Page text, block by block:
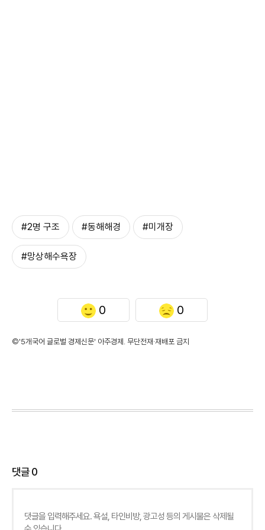
#2명 구조 #동해해경 #미개장
#망상해수욕장
0 0
©'5개국어 글로벌 경제신문' 아주경제. 무단전재·재배포 금지
댓글0